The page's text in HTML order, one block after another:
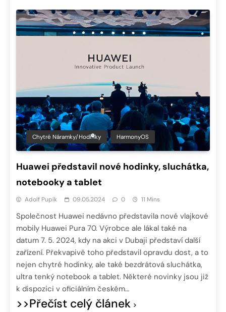
Chytré Náramky/hodinky HarmonyOS
Huawei představil nové hodinky, sluchátka,
notebooky a tablet
Adolf Pupík 09.05.2024 0 11 Mins
Společnost Huawei nedávno představila nové vlajkové
mobily Huawei Pura 70. Výrobce ale lákal také na
datum 7. 5. 2024, kdy na akci v Dubaji představí další
zařízení. Překvapivě toho představil opravdu dost, a to
nejen chytré hodinky, ale také bezdrátová sluchátka,
ultra tenký notebook a tablet. Některé novinky jsou již
k dispozici v oficiálním českém…
>>Přečíst celý článek